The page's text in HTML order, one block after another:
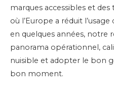
marques accessibles et
où l’Europe a réduit
en quelques années, notre
panorama opérationnel,
nuisible et adopter le bon
bon moment.